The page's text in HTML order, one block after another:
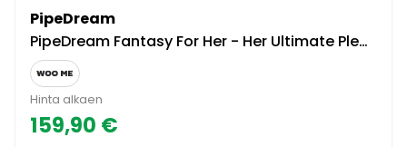
PipeDream
PipeDream Fantasy For Her - Her Ultimate Pleasure Pro
Hinta alkaen
159,90 €